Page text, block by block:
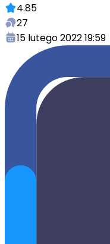
4.85
27
15 lutego 2022 19:59